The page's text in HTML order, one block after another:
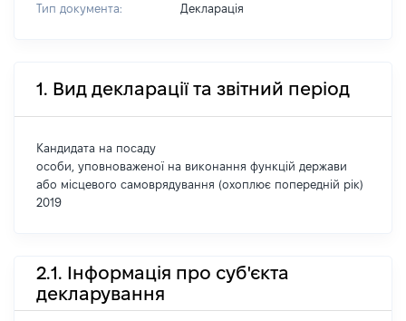
Тип документа: Декларація
1. Вид декларації та звітний період
Кандидата на посаду
особи, уповноваженої на виконання функцій держави
або місцевого самоврядування (охоплює попередній рік)
2019
2.1. Інформація про суб'єкта
декларування